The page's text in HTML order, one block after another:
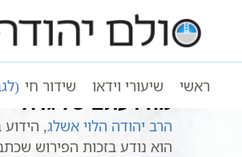
ראשי שיעורי וידאו שידור חי
עמוד ראשי בעל
מה דעתם של גדולי
הרב יהודה הלוי אשלג,
הוא נודע בזכות הפירוש